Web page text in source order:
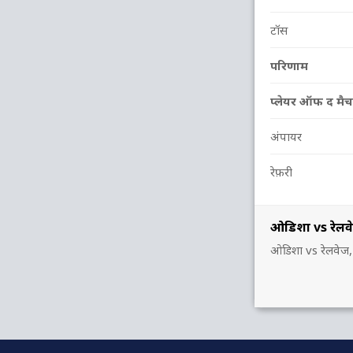
ओडिशा vs
ओडिशा vs
टॉस
परिणाम
प्लेयर ऑफ द मैच
अंपायर
रेफ़री